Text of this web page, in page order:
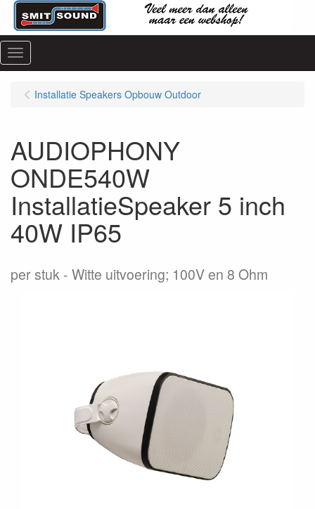
Menu
Installatie Speakers Opbouw Outdoor
AUDIOPHONY
ONDE540W
InstallatieSpeaker 5 inch
40W IP65
per stuk Witte uitvoering; 100V en 8 Ohm